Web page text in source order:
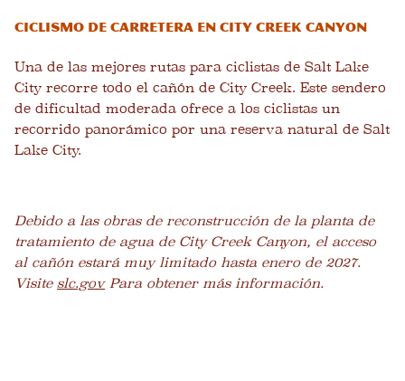
Ciclismo de carretera en City Creek Canyon
Una de las mejores rutas para ciclistas de Salt Lake
City recorre todo el cañón de City Creek. Este sendero
de dificultad moderada ofrece a los ciclistas un
recorrido panorámico por una reserva natural de Salt
Lake City.
Debido a las obras de reconstrucción de la planta de
tratamiento de agua de City Creek Canyon, el acceso
al cañón estará muy limitado hasta enero de 2027.
Visite slc.govPara obtener más información.